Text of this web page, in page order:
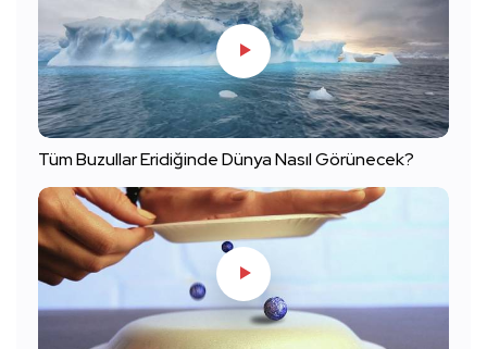
Tüm Buzullar Eridiğinde Dünya Nasıl Görünecek?